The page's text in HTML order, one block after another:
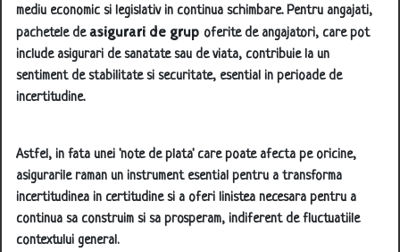
mediu economic si legislativ in continua schimbare. Pentru angajati,
pachetele deasigurari de grup oferite de angajatori, care pot
include asigurari de sanatate sau de viata, contribuie la un
sentiment de stabilitate si securitate, esential in perioade de
incertitudine.
Astfel, in fata unei 'note de plata' care poate afecta pe oricine,
asigurarile raman un instrument esential pentru a transforma
incertitudinea in certitudine si a oferi linistea necesara pentru a
continua sa construim si sa prosperam, indiferent de fluctuatiile
contextului general.